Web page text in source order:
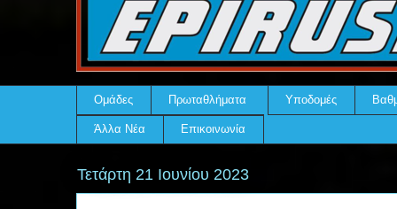
Ομάδες Πρωταθλήματα Υποδομές
Άλλα Νέα Επικοινωνία
Τετάρτη 21 Ιουνίου 2023